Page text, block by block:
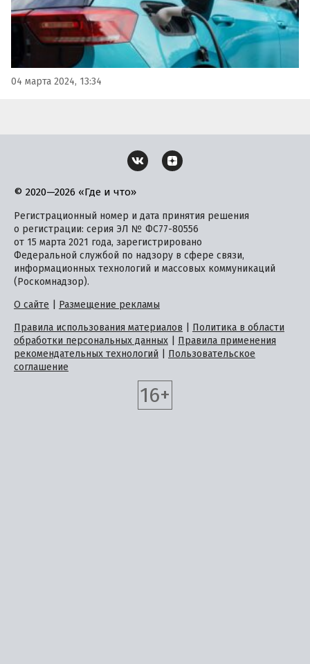
04 марта 2024, 13:34
© 2020—2026 «Где и что»
Регистрационный номер и дата принятия решения
о регистрации: серия ЭЛ № ФС77-80556
от 15 марта 2021 года, зарегистрировано
Федеральной службой по надзору в сфере связи,
информационных технологий и массовых коммуникаций
(Роскомнадзор).
О сайте
Размещение рекламы
Правила использования материалов
Политика в области
обработки персональных данных
Правила применения
рекомендательных технологий
Пользовательское
соглашение
16+